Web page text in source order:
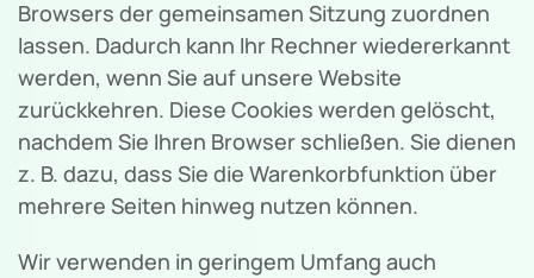
Browsers der gemeinsamen Sitzung zuordnen
lassen. Dadurch kann Ihr Rechner wiedererkannt
werden, wenn Sie auf unsere Website
zurückkehren. Diese Cookies werden gelöscht,
nachdem Sie Ihren Browser schließen. Sie dienen
z. B. dazu, dass Sie die Warenkorbfunktion über
mehrere Seiten hinweg nutzen können.
Wir verwenden in geringem Umfang auch